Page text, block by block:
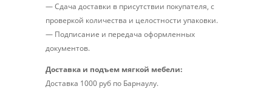
— Сдача доставки в присутствии покупателя, с
проверкой количества и целостности упаковки.
— Подписание и передача оформленных
документов.
Доставка и подъем мягкой мебели:
Доставка 1000 руб по Барнаулу.